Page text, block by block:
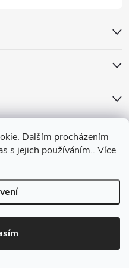
Dalším procházením
s jejich používáním.. Více
vyhrazena.Upravit nastavení